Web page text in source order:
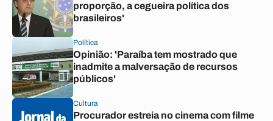
proporção, a cegueira política dos
brasileiros'
Política
Opinião: 'Paraíba tem mostrado que
inadmite a malversação de recursos
públicos'
Cultura
Procurador estreia no cinema com filme